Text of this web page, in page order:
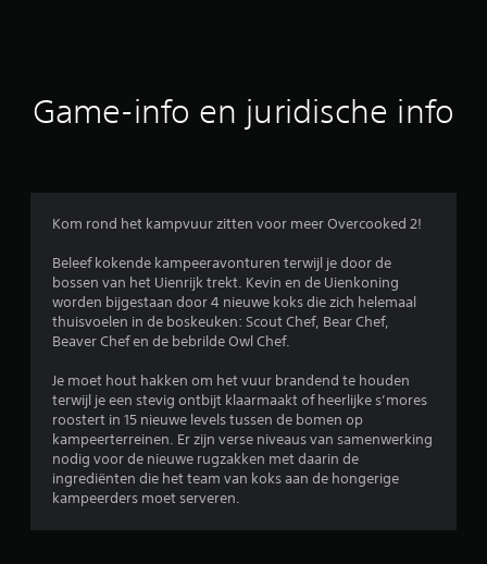
r
l
n
e
Game-info en juridische info
Kom rond het kampvuur zitten voor meer Overcooked 2!
Beleef kokende kampeeravonturen terwijl je door de
bossen van het Uienrijk trekt. Kevin en de Uienkoning
worden bijgestaan door 4 nieuwe koks die zich helemaal
thuisvoelen in de boskeuken: Scout Chef, Bear Chef,
Beaver Chef en de bebrilde Owl Chef.
Je moet hout hakken om het vuur brandend te houden
terwijl je een stevig ontbijt klaarmaakt of heerlijke s’mores
roostert in 15 nieuwe levels tussen de bomen op
kampeerterreinen. Er zijn verse niveaus van samenwerking
nodig voor de nieuwe rugzakken met daarin de
ingrediënten die het team van koks aan de hongerige
kampeerders moet serveren.